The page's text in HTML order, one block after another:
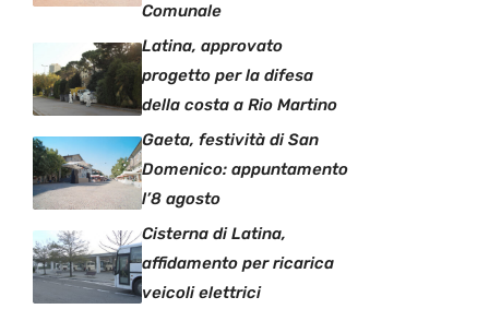
Comunale
Latina, approvato
progetto per la difesa
della costa a Rio Martino
Gaeta, festività di San
Domenico: appuntamento
l’8 agosto
Cisterna di Latina,
affidamento per ricarica
veicoli elettrici